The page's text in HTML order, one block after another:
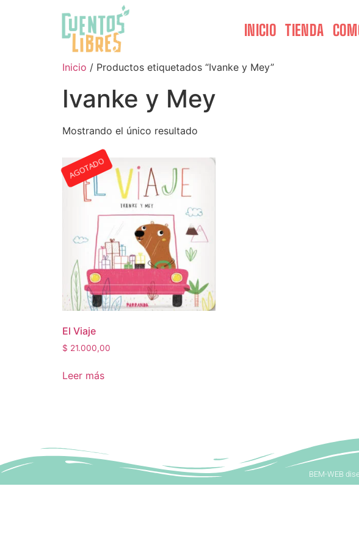
INICIO TIENDA
Inicio / Productos etiquetados “Ivanke y Mey”
Ivanke y Mey
Mostrando el único resultado
AGOTADO
El Viaje
$ 21.000,00
Leer más
BEM-WEB